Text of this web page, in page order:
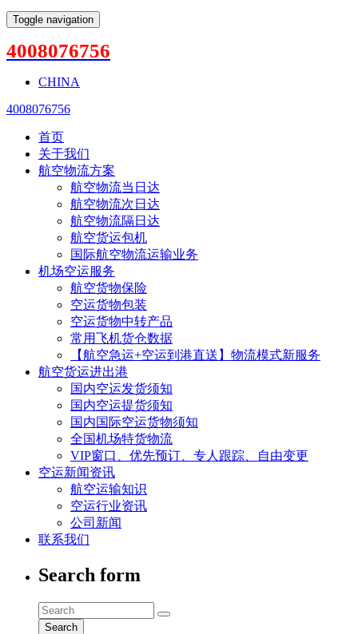
Toggle navigation
4008076756
CHINA
4008076756
首页
关于我们
航空物流方案
航空物流当日达
航空物流次日达
航空物流隔日达
航空货运包机
国际航空物流运输业务
机场空运服务
航空货物保险
空运货物包装
空运货物中转产品
常用飞机货仓数据
【航空急运+空运到港直送】物流模式新服务
航空货运进出港
国内空运发货须知
国内空运提货须知
国内国际空运货物须知
全国机场特货物流
VIP窗口、优先预订、专人跟踪、自由变更
空运新闻资讯
航空运输知识
空运行业资讯
公司新闻
联系我们
Search form
Search